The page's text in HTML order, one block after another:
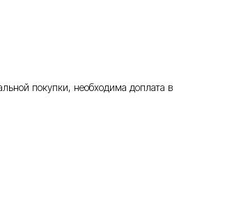
покупки, необходима доплата в